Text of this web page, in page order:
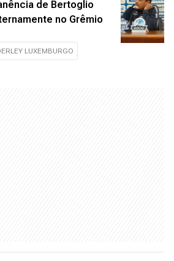
de Bertoglio
no Grêmio
LUXEMBURGO